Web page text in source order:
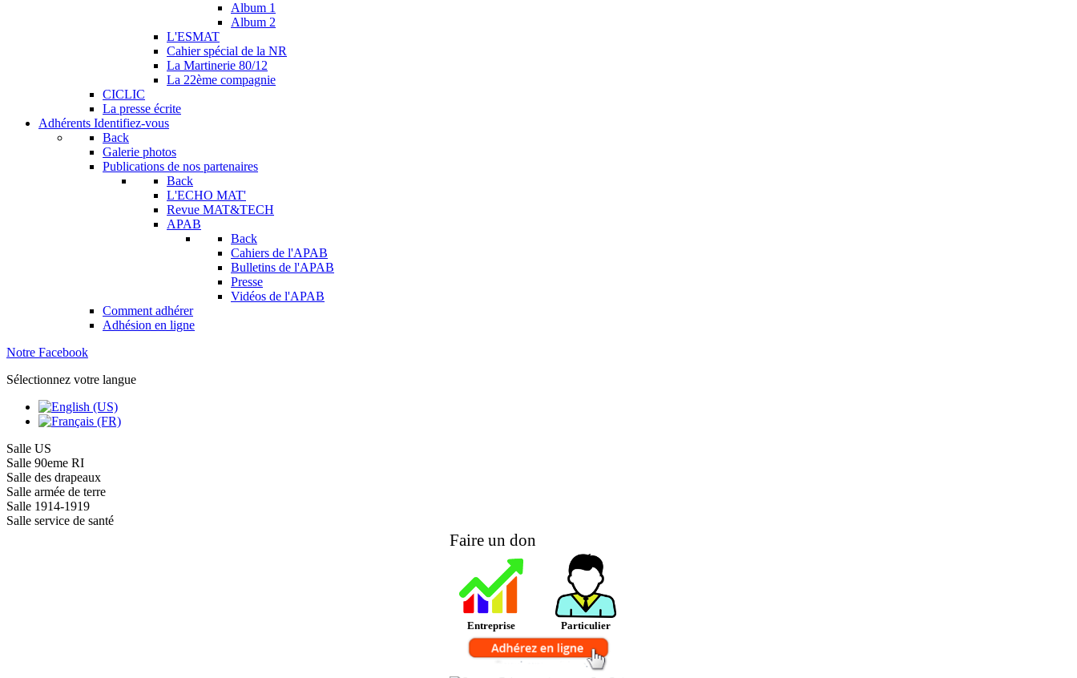
Album 1
Album 2
L'ESMAT
Cahier spécial de la NR
La Martinerie 80/12
La 22ème compagnie
CICLIC
La presse écrite
Adhérents Identifiez-vous
Back
Galerie photos
Publications de nos partenaires
Back
L'ECHO MAT'
Revue MAT&TECH
APAB
Back
Cahiers de l'APAB
Bulletins de l'APAB
Presse
Vidéos de l'APAB
Comment adhérer
Adhésion en ligne
Notre Facebook
Sélectionnez votre langue
Salle US
Salle 90eme RI
Salle des drapeaux
Salle armée de terre
Salle 1914-1919
Salle service de santé
Faire un don
Entreprise Particulier